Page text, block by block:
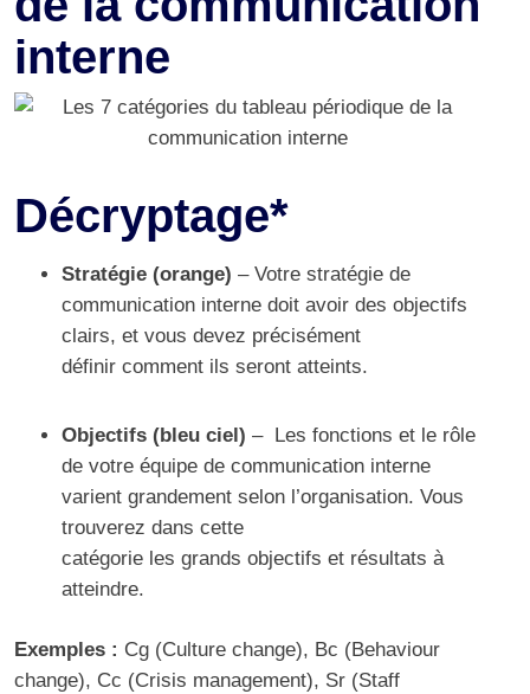
interne
Décryptage*
Stratégie (orange) – Votre stratégie de
communication interne doit avoir des objectifs
clairs, et vous devez précisément
définir comment ils seront atteints.
Objectifs (bleu ciel) – Les fonctions et le rôle
de votre équipe de communication interne
varient grandement selon l’organisation. Vous
trouverez dans cette
catégorie les grands objectifs et résultats à
atteindre.
Exemples : Cg (Culture change), Bc (Behaviour
change), Cc (Crisis management), Sr (Staff